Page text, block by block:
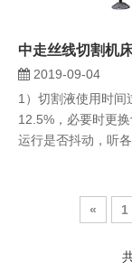
中走丝线切割机
2019-09-04
1）切割液使用时间
12.5%，必要时更
运行是否抖动，听各
« 1